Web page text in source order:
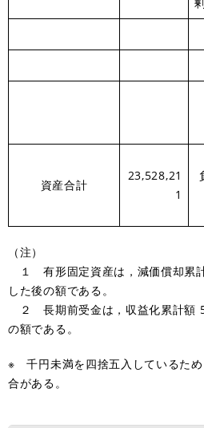
資産合計
23,528,21
1
（注）
１ 有形固定資産は，減価償却累
した後の額である。
２ 長期前受金は，収益化累計額
の額である。
※ 千円未満を四捨五入しているた
合がある。